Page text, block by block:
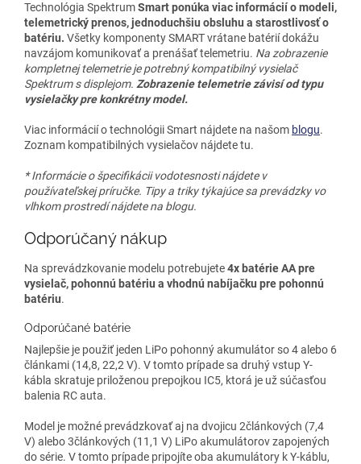
Technológia SpektrumSmart ponúka viac informácií o modeli,
telemetrický prenos, jednoduchšiu obsluhu a starostlivosť o
batériu. Všetky komponenty SMART vrátane batérií dokážu
navzájom komunikovať a prenášať telemetriu. Na zobrazenie
kompletnej telemetrie je potrebný kompatibilný vysielač
Spektrum s displejom. Zobrazenie telemetrie závisí od typu
vysielačky pre konkrétny model.
Viac informácií o technológii Smart nájdete na našom blogu.
Zoznam kompatibilných vysielačov nájdete tu.
* Informácie o špecifikácii vodotesnosti nájdete v
používateľskej príručke. Tipy a triky týkajúce sa prevádzky vo
vlhkom prostredí nájdete na blogu.
Odporúčaný nákup
Na sprevádzkovanie modelu potrebujete4x batérie AA pre
vysielač, pohonnú batériu a vhodnú nabíjačku pre pohonnú
batériu.
Odporúčané batérie
Najlepšie je použiť jeden LiPo pohonný akumulátor so 4 alebo 6
článkami (14,8, 22,2 V). V tomto prípade sa druhý vstup Y-
kábla skratuje priloženou prepojkou IC5, ktorá je už súčasťou
balenia RC auta.
Model je možné prevádzkovať aj na dvojicu 2článkových (7,4
V) alebo 3článkových (11,1 V) LiPo akumulátorov zapojených
do série. V tomto prípade pripojíte oba akumulátory k Y-káblu,